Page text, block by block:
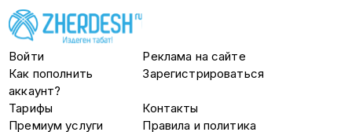
Войти
Реклама на сайте
Как пополнить
аккаунт?
Зарегистрироваться
Тарифы
Контакты
Премиум услуги
Правила и политика